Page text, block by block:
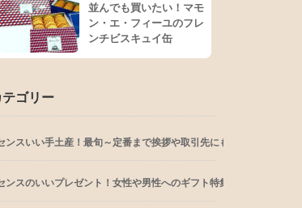
並んでも買いたい！マモ
ン・エ・フィーユのフレ
ンチビスキュイ缶
テゴリー
ンスいい手土産！最旬～定番まで挨拶や取引先にも
ンスのいいプレゼント！女性や男性へのギフト特集